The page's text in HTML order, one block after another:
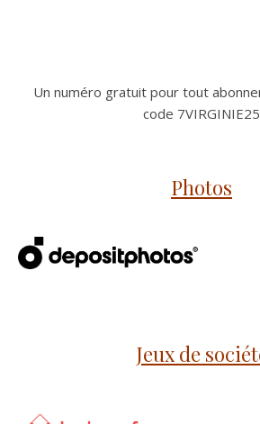
Un numéro gratuit pour tout
code 7VIRGINIE25
Photos
Jeux de